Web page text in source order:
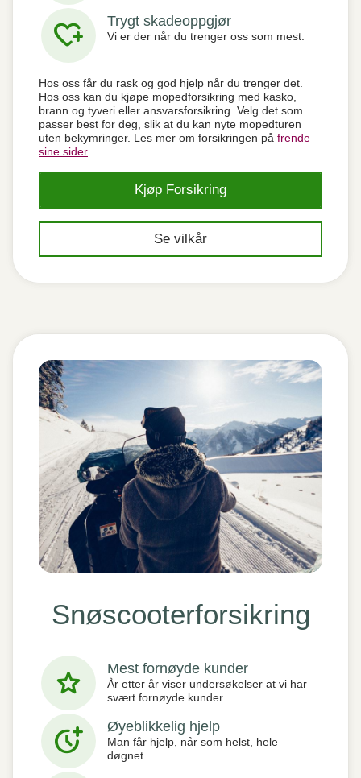
heart_plus Trygt skadeoppgjør
Vi er der når du trenger oss som mest.
Hos oss får du rask og god hjelp når du trenger det.
Hos oss kan du kjøpe mopedforsikring med kasko,
brann og tyveri eller ansvarsforsikring. Velg det som
passer best for deg, slik at du kan nyte mopedturen
uten bekymringer. Les mer om forsikringen på frende
sine sider
Kjøp Forsikring
Se vilkår
Snøscooterforsikring
star Mest fornøyde kunder
År etter år viser undersøkelser at vi har
svært fornøyde kunder.
more_time Øyeblikkelig hjelp
Man får hjelp, når som helst, hele
døgnet.